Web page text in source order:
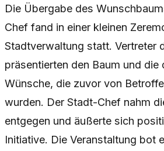
Die Übergabe des
Chef fand in einer kleinen
Stadtverwaltung statt. Vertreter
präsentierten den Baum und die
Wünsche, die zuvor von
wurden. Der Stadt-Chef nahm
entgegen und äußerte sich
Initiative. Die Veranstaltung bot